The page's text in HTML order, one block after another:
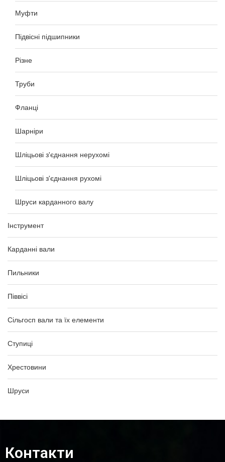
Муфти
Підвісні підшипники
Різне
Труби
Фланці
Шарніри
Шліцьові з'єднання нерухомі
Шліцьові з'єднання рухомі
Шруси карданного валу
Інструмент
Карданні вали
Пильники
Піввісі
Сільгосп вали та їх елементи
Ступиці
Хрестовини
Шруси
Контакти